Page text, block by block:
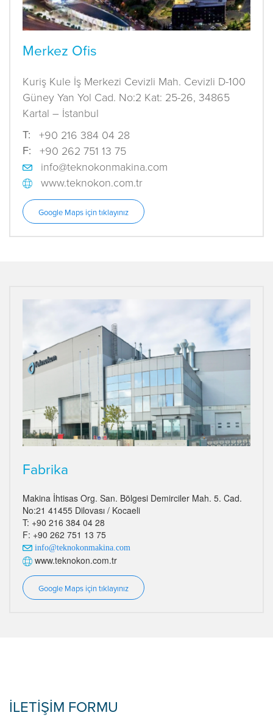
Merkez Ofis
Kuriş Kule İş Merkezi Cevizli Mah. Cevizli D-100
Güney Yan Yol Cad. No:2 Kat: 25-26, 34865
Kartal – İstanbul
T: +90 216 384 04 28
F:
+90 262 751 13 75
info@teknokonmakina.com
www.teknokon.com.tr
Google Maps için tıklayınız
Fabrika
Makina İhtisas Org. San. Bölgesi Demirciler Mah. 5. Cad.
No:21 41455 Dilovası / Kocaeli
T: +90 216 384 04 28
F: +90 262 751 13 75
info@teknokonmakina.com
www.teknokon.com.tr
Google Maps için tıklayınız
İLETİŞİM FORMU